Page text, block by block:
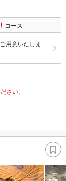
コース
用意いたしま
さい。